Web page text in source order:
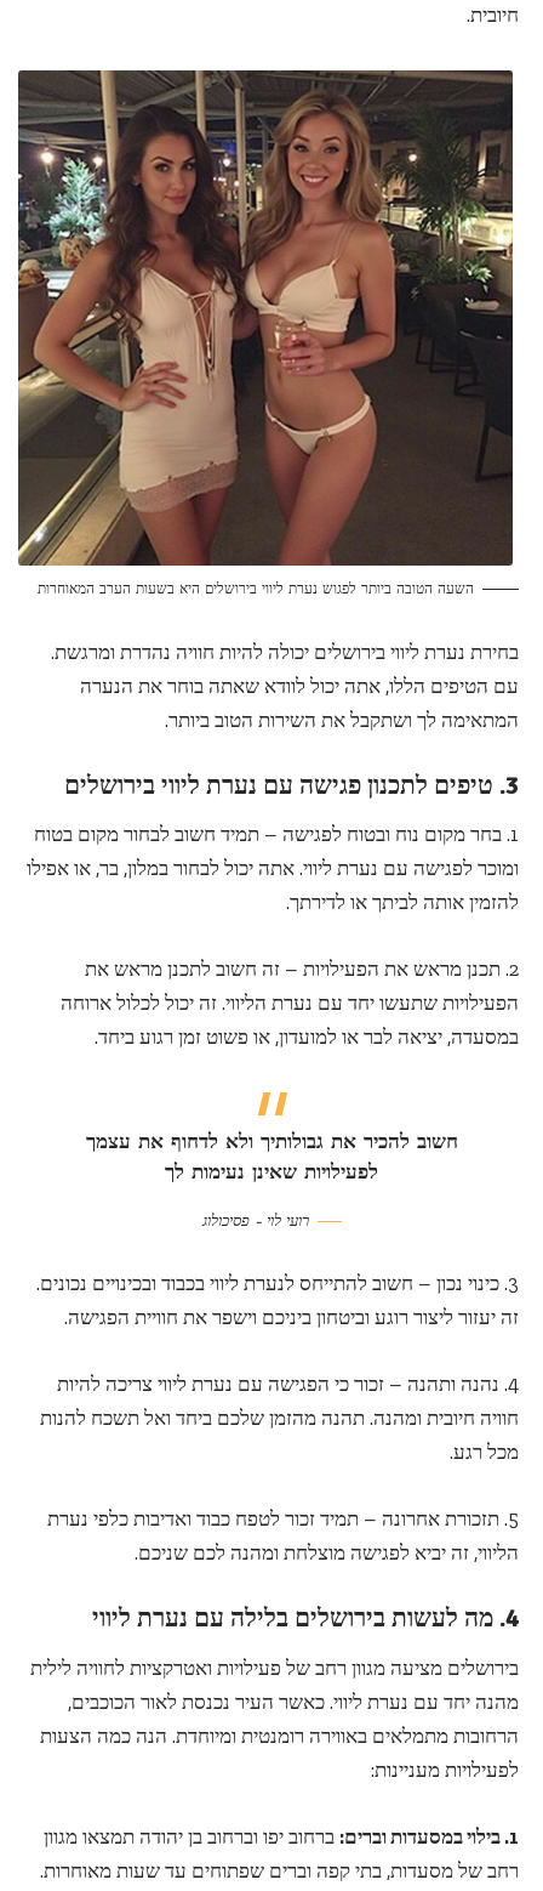
חיובית.
השעה הטובה ביותר לפגוש נערת ליווי בירושלים היא בשעות הערב המאוחרות
בחירת נערת ליווי בירושלים יכולה להיות חוויה נהדרת ומרגשת.
עם הטיפים הללו, אתה יכול לוודא שאתה בוחר את הנערה
המתאימה לך ושתקבל את השירות הטוב ביותר.
3. טיפים לתכנון פגישה עם נערת ליווי בירושלים
1. בחר מקום נוח ובטוח לפגישה – תמיד חשוב לבחור מקום בטוח
ומוכר לפגישה עם נערת ליווי. אתה יכול לבחור במלון, בר, או אפילו
להזמין אותה לביתך או לדירתך.
2. תכנן מראש את הפעילויות – זה חשוב לתכנן מראש את
הפעילויות שתעשו יחד עם נערת הליווי. זה יכול לכלול ארוחה
במסעדה, יציאה לבר או למועדון, או פשוט זמן רגוע ביחד.
חשוב להכיר את גבולותיך ולא לדחוף את עצמך
לפעילויות שאינן נעימות לך
רועי לוי – פסיכולוג
3. כינוי נכון – חשוב להתייחס לנערת ליווי בכבוד ובכינויים נכונים.
זה יעזור ליצור רוגע וביטחון ביניכם וישפר את חוויית הפגישה.
4. נהנה ותהנה – זכור כי הפגישה עם נערת ליווי צריכה להיות
חוויה חיובית ומהנה. תהנה מהזמן שלכם ביחד ואל תשכח להנות
מכל רגע.
5. תזכורת אחרונה – תמיד זכור לטפח כבוד ואדיבות כלפי נערת
הליווי, זה יביא לפגישה מוצלחת ומהנה לכם שניכם.
4. מה לעשות בירושלים בלילה עם נערת ליווי
בירושלים מציעה מגוון רחב של פעילויות ואטרקציות לחוויה לילית
מהנה יחד עם נערת ליווי. כאשר העיר נכנסת לאור הכוכבים,
הרחובות מתמלאים באווירה רומנטית ומיוחדת. הנה כמה הצעות
לפעילויות מעניינות:
1. בילוי במסעדות וברים:
ברחוב יפו וברחוב בן יהודה תמצאו מגוון
רחב של מסעדות, בתי קפה וברים שפתוחים עד שעות מאוחרות.